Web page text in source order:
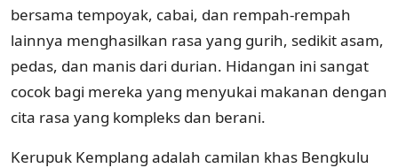
bersama tempoyak, cabai, dan rempah-rempah
lainnya menghasilkan rasa yang gurih, sedikit asam,
pedas, dan manis dari durian. Hidangan ini sangat
cocok bagi mereka yang menyukai makanan dengan
cita rasa yang kompleks dan berani.
Kerupuk Kemplang adalah camilan khas Bengkulu